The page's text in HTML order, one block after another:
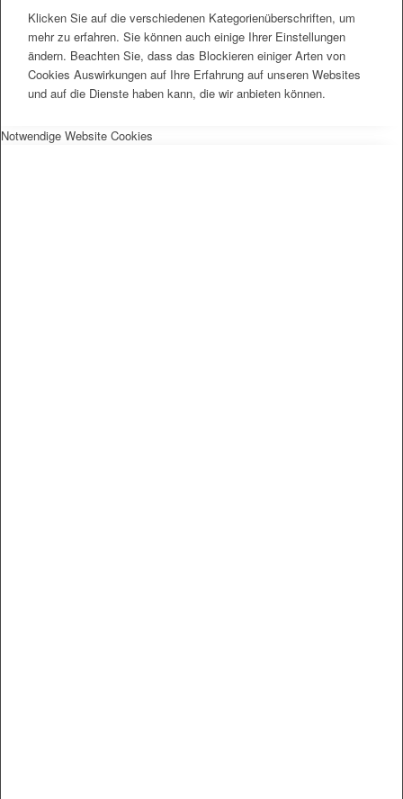
Klicken Sie auf die verschiedenen Kategorienüberschriften, um
mehr zu erfahren. Sie können auch einige Ihrer Einstellungen
ändern. Beachten Sie, dass das Blockieren einiger Arten von
Cookies Auswirkungen auf Ihre Erfahrung auf unseren Websites
und auf die Dienste haben kann, die wir anbieten können.
Notwendige Website Cookies